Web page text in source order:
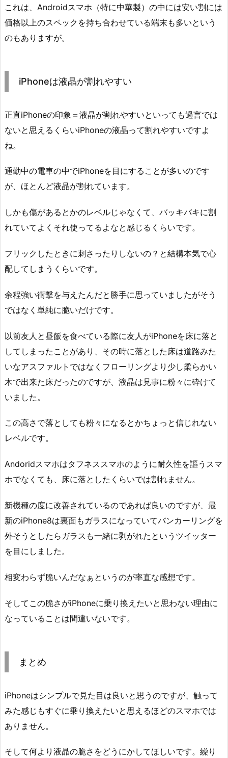
これは、Androidスマホ（特に中華製）の中には安い割には
価格以上のスペックを持ち合わせている端末も多いという
のもありますが。
iPhoneは液晶が割れやすい
正直iPhoneの印象＝液晶が割れやすいといっても過言では
ないと思えるくらいiPhoneの液晶って割れやすいですよ
ね。
通勤中の電車の中でiPhoneを目にすることが多いのです
が、ほとんど液晶が割れています。
しかも傷があるとかのレベルじゃなくて、バッキバキに割
れていてよくそれ使ってるよなと感じるくらいです。
フリックしたときに刺さったりしないの？と結構本気で心
配してしまうくらいです。
余程強い衝撃を与えたんだと勝手に思っていましたがそう
ではなく単純に脆いだけです。
以前友人と昼飯を食べている際に友人がiPhoneを床に落と
してしまったことがあり、その時に落とした床は道路みた
いなアスファルトではなくフローリングより少し柔らかい
木で出来た床だったのですが、液晶は見事に粉々に砕けて
いました。
この高さで落としても粉々になるとかちょっと信じれない
レベルです。
Andoridスマホはタフネススマホのように耐久性を謳うスマ
ホでなくても、床に落としたくらいでは割れません。
新機種の度に改善されているのであれば良いのですが、最
新のiPhone8は裏面もガラスになっていてバンカーリングを
外そうとしたらガラスも一緒に剥がれたというツイッター
を目にしました。
相変わらず脆いんだなぁというのが率直な感想です。
そしてこの脆さがiPhoneに乗り換えたいと思わない理由に
なっていることは間違いないです。
まとめ
iPhoneはシンプルで見た目は良いと思うのですが、触って
みた感じもすぐに乗り換えたいと思えるほどのスマホでは
ありません。
そして何より液晶の脆さをどうにかしてほしいです。繰り